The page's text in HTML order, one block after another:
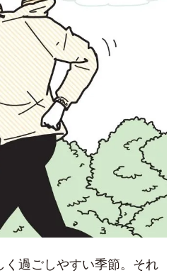
過ごしやすい季節。それ